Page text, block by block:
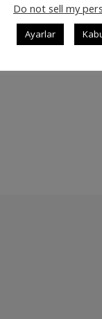
Do not sell my
Ayarlar